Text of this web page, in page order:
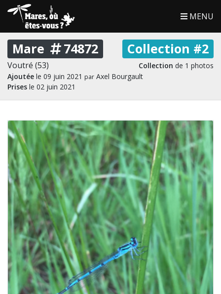
MENU
Mare 74872 Collection #2
Voutré (53) Collection de 1 photos
Ajoutée le 09 juin 2021 par Axel Bourgault
Prises le 02 juin 2021